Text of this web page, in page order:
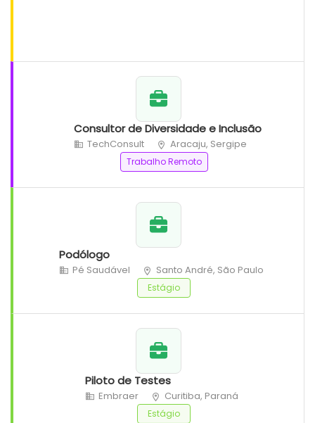
Consultor de Diversidade e Inclusão
TechConsult Aracaju, Sergipe
Trabalho Remoto
Podólogo
Pé Saudável Santo André, São Paulo
Estágio
Piloto de Testes
Embraer Curitiba, Paraná
Estágio